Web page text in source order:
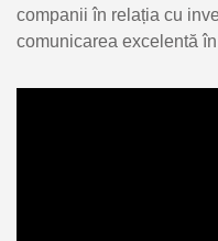
companii în relația cu
comunicarea excelentă